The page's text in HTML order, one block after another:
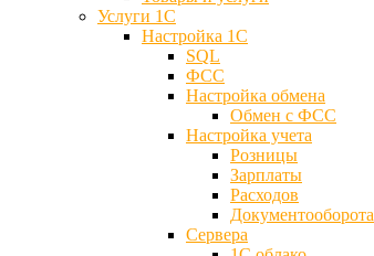
Услуги 1С
Настройка 1С
SQL
ФСС
Настройка обмена
Обмен с ФСС
Настройка учета
Розницы
Зарплаты
Расходов
Документооборота
Сервера